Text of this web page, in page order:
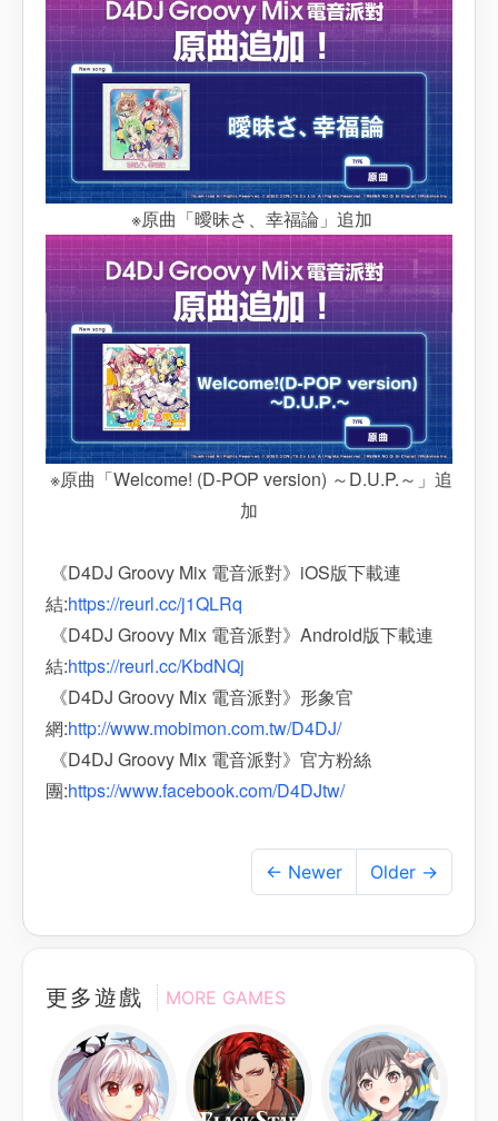
※原曲「曖昧さ、幸福論」追加
※原曲「Welcome! (D-POP version) ～D.U.P.～」追
加
《D4DJ Groovy Mix 電音派對》iOS版下載連
結:https://reurl.cc/j1QLRq
《D4DJ Groovy Mix 電音派對》Android版下載連
結:https://reurl.cc/KbdNQj
《D4DJ Groovy Mix 電音派對》形象官
網:http://www.mobimon.com.tw/D4DJ/
《D4DJ Groovy Mix 電音派對》官方粉絲
團:https://www.facebook.com/D4DJtw/
← Newer Older →
更多遊戲 MORE GAMES